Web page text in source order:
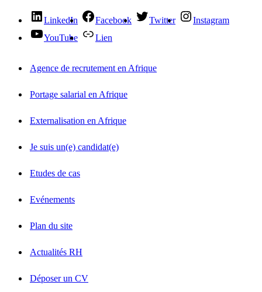
LinkedIn Facebook Twitter
Instagram
YouTube
Lien
Agence de recrutement en Afrique
Portage salarial en Afrique
Externalisation en Afrique
Je suis un(e) candidat(e)
Etudes de cas
Evénements
Plan du site
Actualités RH
Déposer un CV